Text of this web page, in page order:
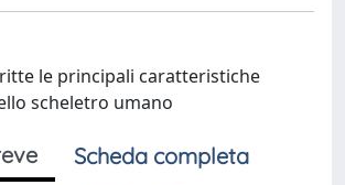
le principali caratteristiche
scheletro umano
Scheda completa